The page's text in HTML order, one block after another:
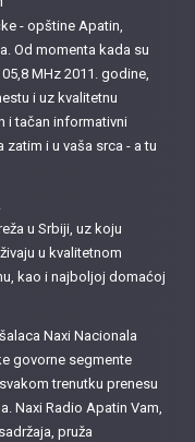
- opštine Apatin,
Od momenta kada su
MHz 2011. godine,
i uz kvalitetnu
i tačan informativni
i u vaša srca - a tu
u Srbiji, uz koju
u kvalitetnom
kao i najboljoj domaćoj
Naxi Nacionala
govorne segmente
trenutku prenesu
Naxi Radio Apatin Vam,
pruža